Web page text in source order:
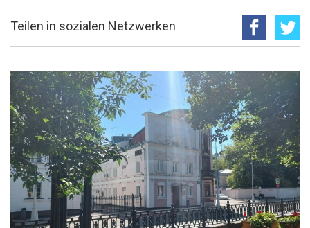
Teilen in sozialen Netzwerken